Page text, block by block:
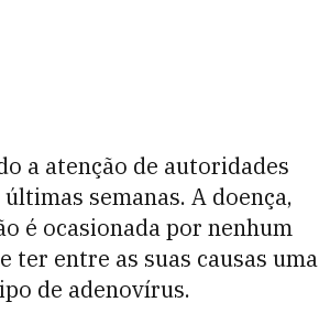
a atenção de autoridades
semanas. A doença,
é ocasionada por nenhum
ter entre as suas causas uma
de adenovírus.